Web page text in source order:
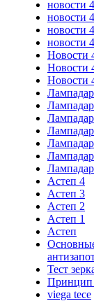
новости
новости
новости
новости
Новости
Новости
Новости
Астеп 4
Астеп 3
Астеп 2
Астеп 1
Астеп
Тест
Принцип
viega tece